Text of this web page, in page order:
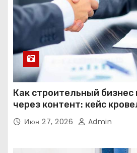
Как строительный бизнес
через контент: кейс
Июн 27, 2026 Admin